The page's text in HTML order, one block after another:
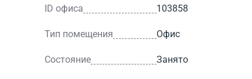
ID офиса 103858
Тип помещения Офис
Состояние Занято